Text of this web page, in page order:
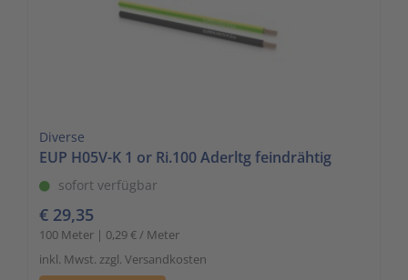
Diverse
EUP H05V-K 1 or Ri.100 Aderltg feindrähtig
sofort verfügbar
€ 29,35
100 Meter | 0,29 € / Meter
inkl. Mwst. zzgl. Versandkosten